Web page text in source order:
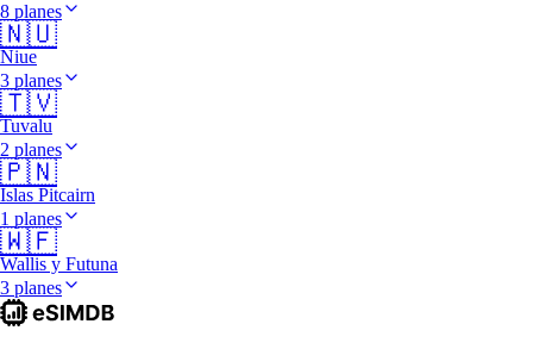
8 planes
🇳🇺
Niue
3 planes
🇹🇻
Tuvalu
2 planes
🇵🇳
Islas Pitcairn
1 planes
🇼🇫
Wallis y Futuna
3 planes